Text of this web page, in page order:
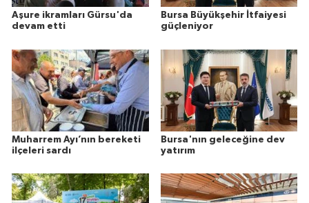
Aşure ikramları Gürsu'da
devam etti
Bursa Büyükşehir İtfaiyesi
güçleniyor
Muharrem Ayı’nın bereketi
ilçeleri sardı
Bursa'nın geleceğine dev
yatırım